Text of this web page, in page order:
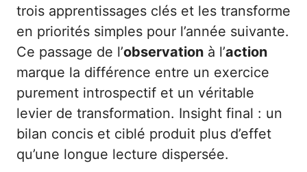
trois apprentissages clés et les transforme
en priorités simples pour l’année suivante.
Ce passage de l’observation à l’action
marque la différence entre un exercice
purement introspectif et un véritable
levier de transformation. Insight final : un
bilan concis et ciblé produit plus d’effet
qu’une longue lecture dispersée.